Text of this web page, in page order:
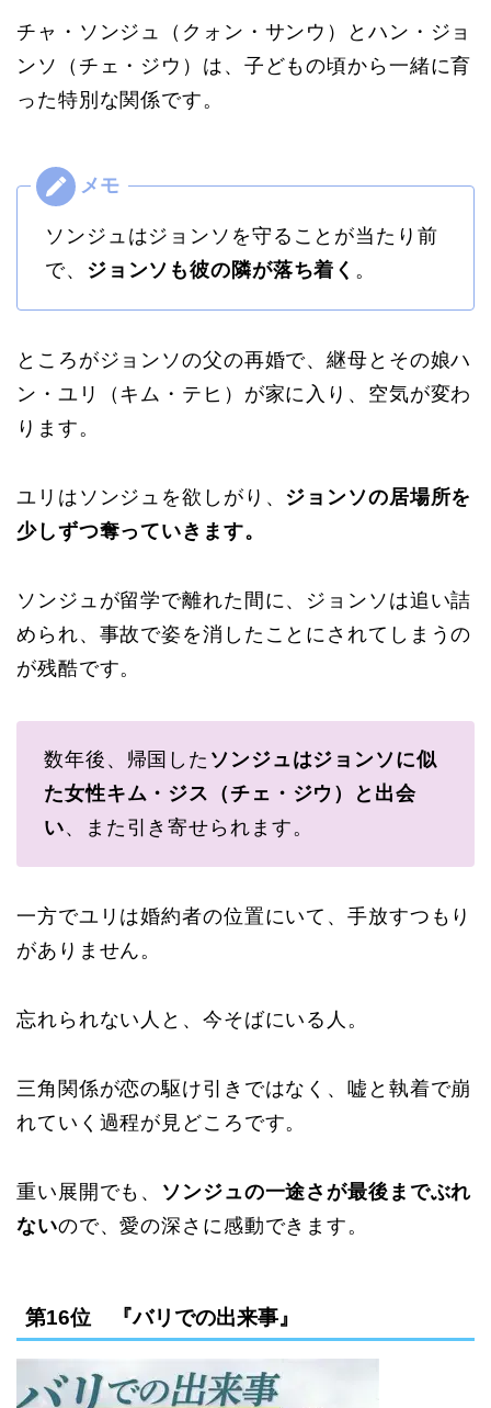
チャ・ソンジュ（クォン・サンウ）とハン・ジョ
ンソ（チェ・ジウ）は、子どもの頃から一緒に育
った特別な関係です。
ソンジュはジョンソを守ることが当たり前
で、
ジョンソも彼の隣が落ち着く 。
ところがジョンソの父の再婚で、継母とその娘ハ
ン・ユリ（キム・テヒ）が家に入り、空気が変わ
ります。
ユリはソンジュを欲しがり、 ジョンソの居場所を
少しずつ奪っていきます。
ソンジュが留学で離れた間に、ジョンソは追い詰
められ、事故で姿を消したことにされてしまうの
が残酷です。
数年後、帰国した ソンジュはジョンソに似
た女性キム・ジス（チェ・ジウ）と出会
い、また引き寄せられます。
一方でユリは婚約者の位置にいて、手放すつもり
がありません。
忘れられない人と、今そばにいる人。
三角関係が恋の駆け引きではなく、嘘と執着で崩
れていく過程が見どころです。
重い展開でも、 ソンジュの一途さが最後までぶれ
ないので、愛の深さに感動できます。
第16位 『バリでの出来事』